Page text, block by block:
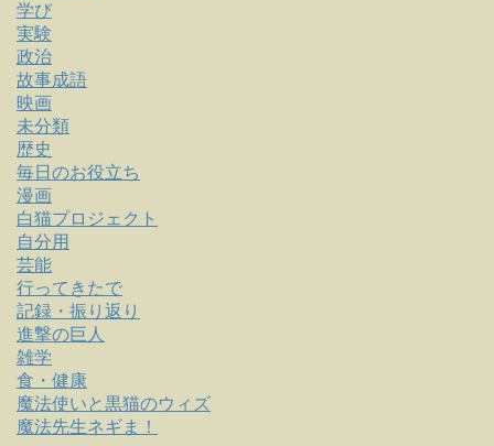
学び
実験
政治
故事成語
映画
未分類
歴史
毎日のお役立ち
漫画
白猫プロジェクト
自分用
芸能
行ってきたで
記録・振り返り
進撃の巨人
雑学
食・健康
魔法使いと黒猫のウィズ
魔法先生ネギま！